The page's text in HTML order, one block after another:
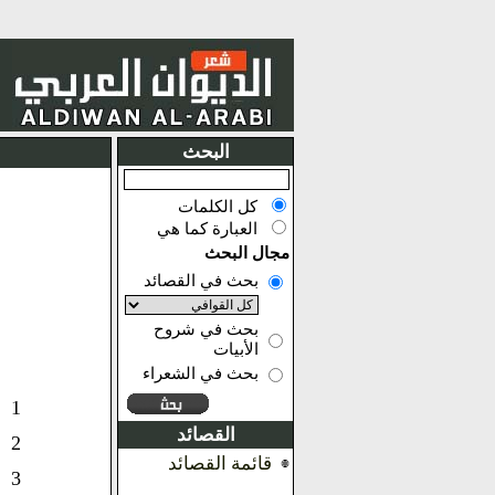
البحث
كل الكلمات
العبارة كما هي
مجال البحث
بحث في القصائد
بحث في شروح
الأبيات
بحث في الشعراء
القصائد
قائمة القصائد
1
2
3